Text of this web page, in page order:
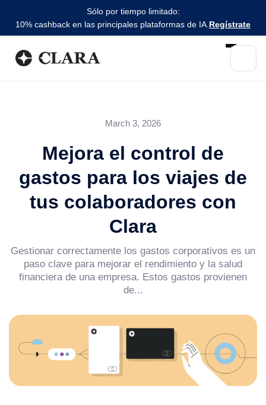
Sólo por tiempo limitado:
10% cashback en las principales plataformas de IA. Regístrate
March 3, 2026
Mejora el control de
gastos para los viajes de
tus colaboradores con
Clara
Gestionar correctamente los gastos corporativos es un
paso clave para mejorar el rendimiento y la salud
financiera de una empresa. Estos gastos provienen
de...